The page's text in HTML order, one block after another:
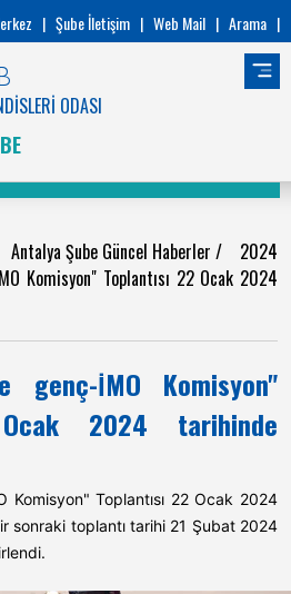
| Şube İletişim | Web Mail | Arama |
ODASI
Antalya Şube Güncel Haberler / 2024
Komisyon" Toplantısı 22 Ocak 2024
genç-İMO Komisyon"
2024 tarihinde
Komisyon" Toplantısı 22 Ocak 2024
sonraki toplantı tarihi 21 Şubat 2024